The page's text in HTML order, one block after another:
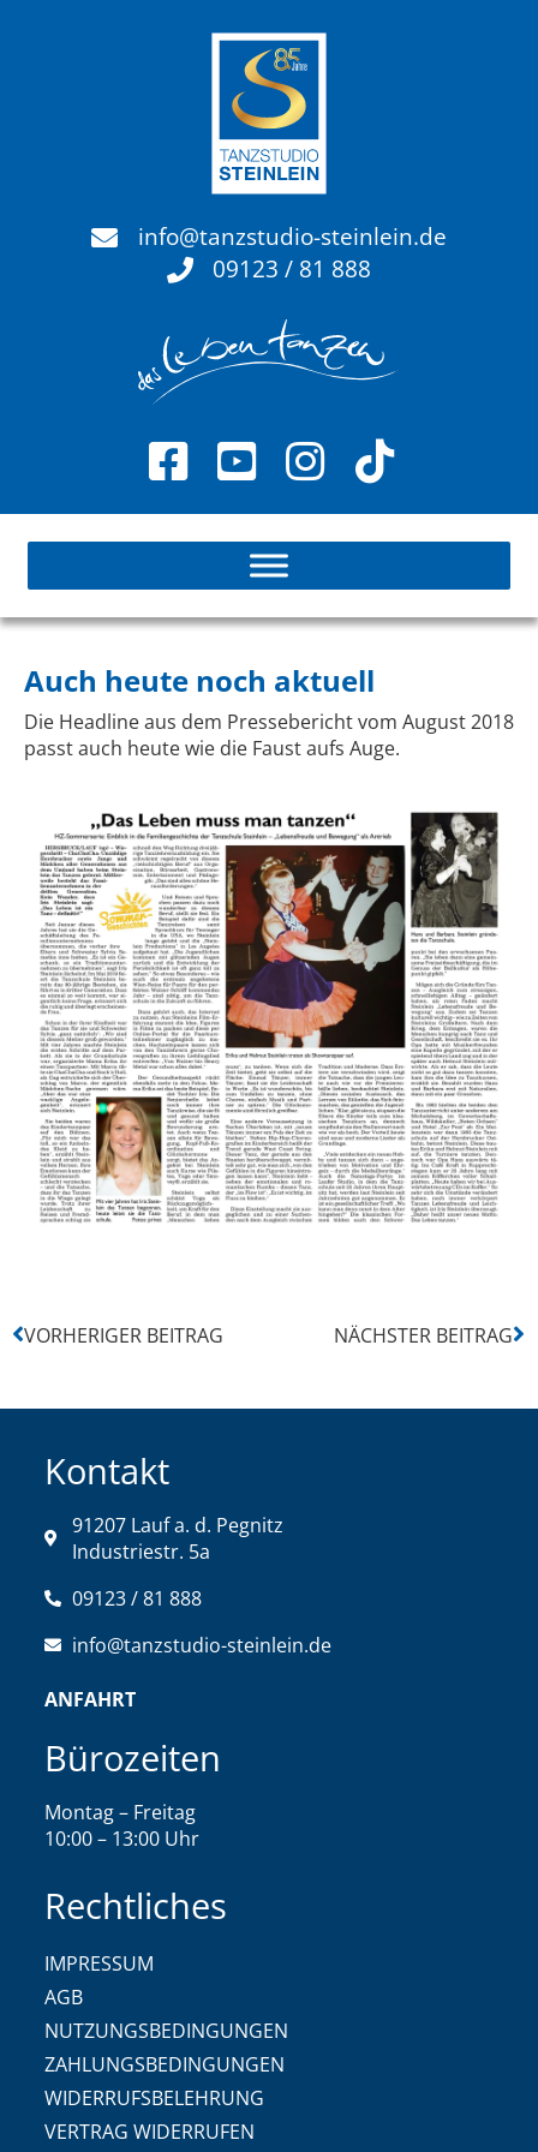
info@tanzstudio-steinlein.de
09123 / 81 888
Auch heute noch aktuell
Die Headline aus dem Pressebericht vom August 2018
passt auch heute wie die Faust aufs Auge.
VORHERIGER BEITRAG NÄCHSTER BEITRAG
Kontakt
91207 Lauf a. d. Pegnitz
Industriestr. 5a
09123 / 81 888
info@tanzstudio-steinlein.de
ANFAHRT
Bürozeiten
Montag – Freitag
10:00 – 13:00 Uhr
Rechtliches
IMPRESSUM
AGB
NUTZUNGSBEDINGUNGEN
ZAHLUNGSBEDINGUNGEN
WIDERRUFSBELEHRUNG
VERTRAG WIDERRUFEN